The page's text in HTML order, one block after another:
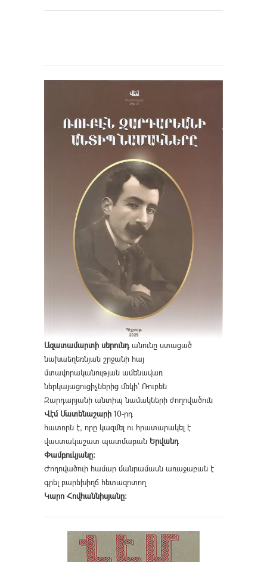
Ազատամարտի սերունդանունը ստացած
նախաեղեռնյան շրջանի հայ
մտավորականության ամենավառ
ներկայացուցիչներից մեկի՝ Ռուբեն
Զարդարյանի անտիպ նամակների ժողովածուն
Վէմ Մատենաշարի 10-րդ
հատորն է, որը կազմել ու հրատարակել է
վաստակաշատ պատմաբան Երվանդ
Փամբուկյանը։
Ժողովածուի համար մանրամասն առաջաբան է
գրել բարեխիղճ հետազոտող
Կարո Հովհաննիսյանը։